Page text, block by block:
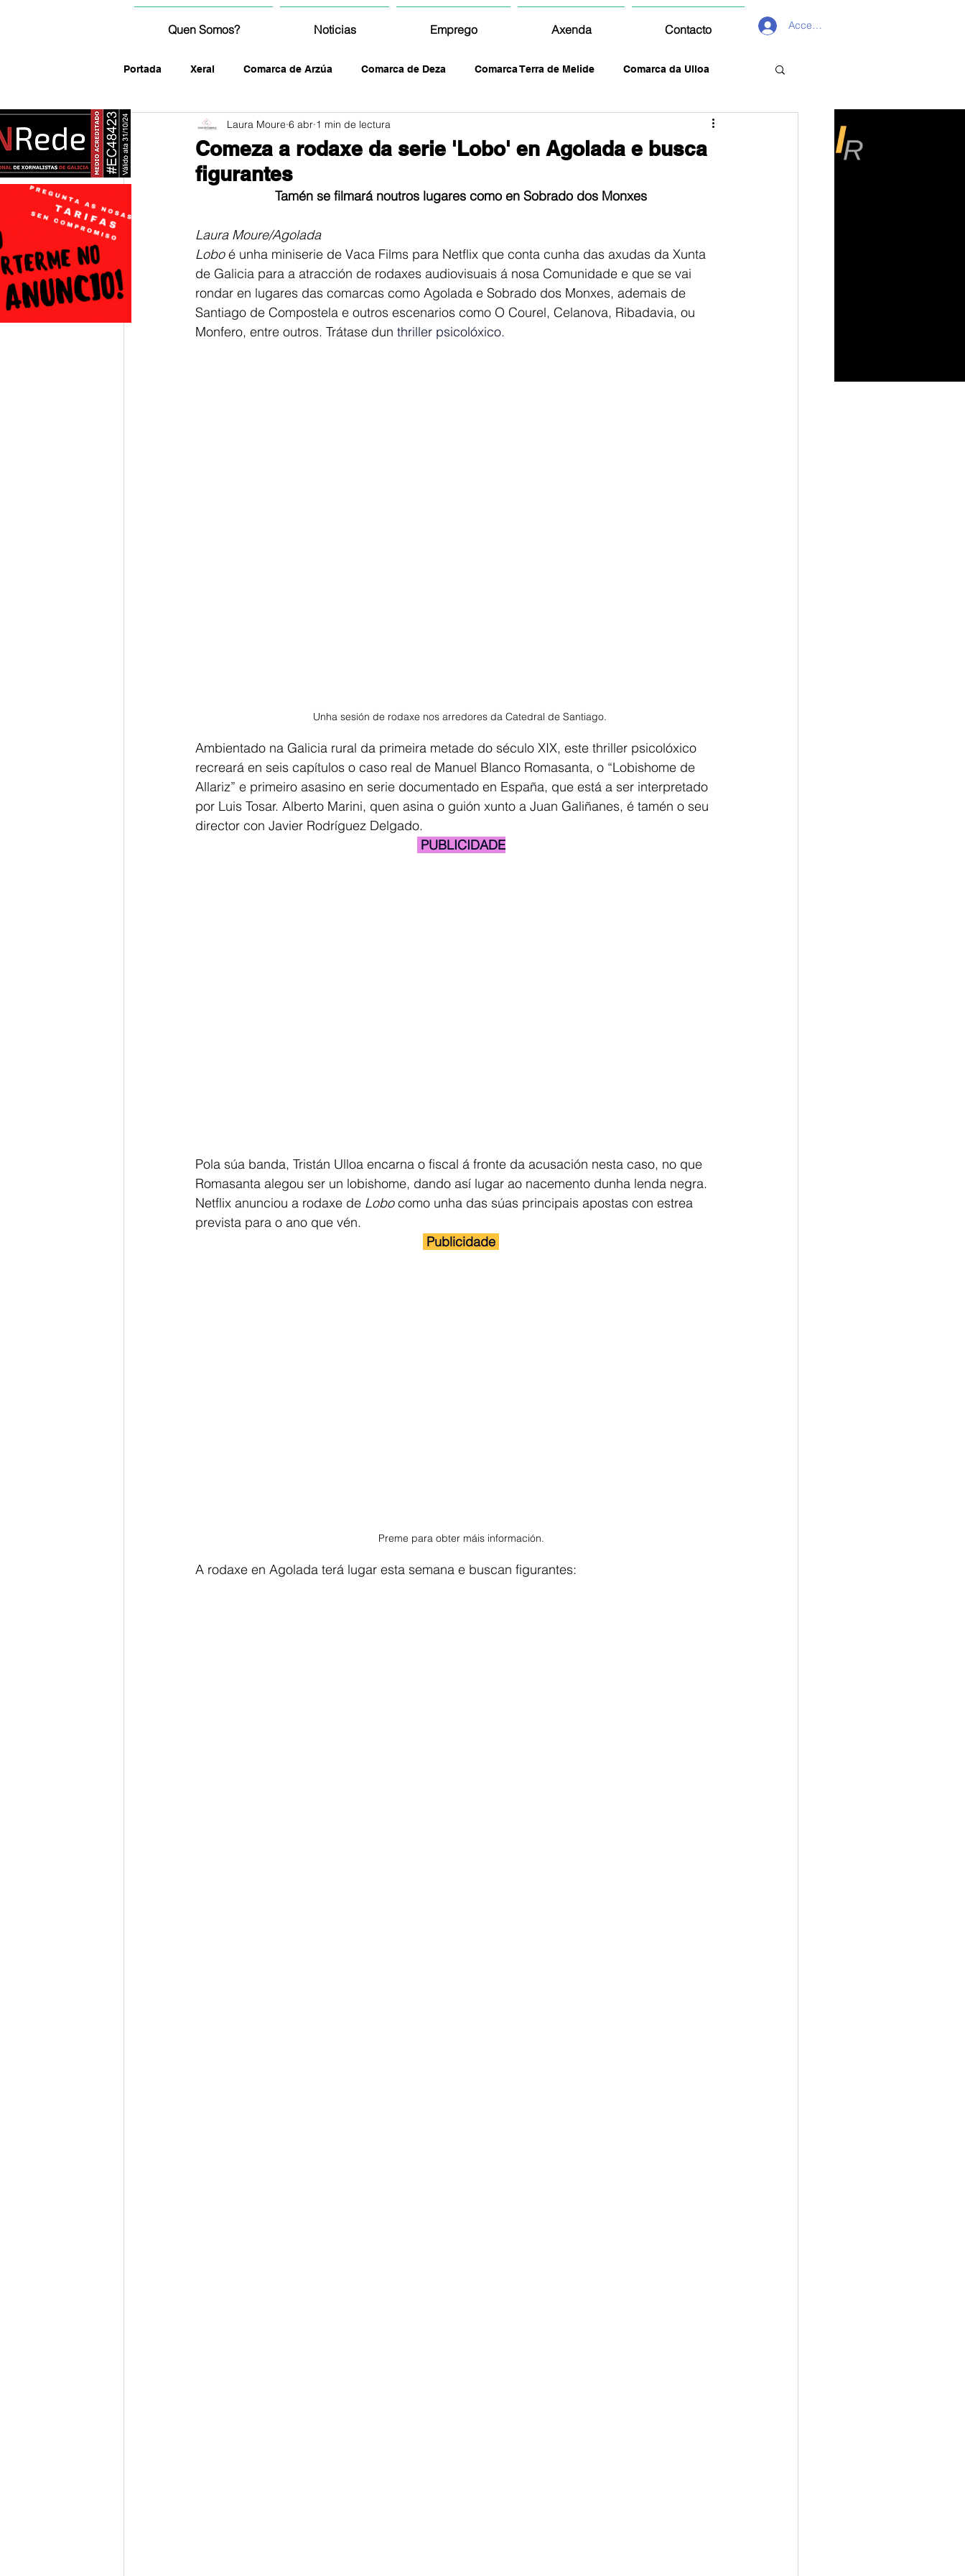
Quen Somos? Noticias Emprego Axenda Contacto Acceder
Portada Xeral Comarca de Arzúa Comarca de Deza Comarca Terra de Melide Comarca da Ulloa
fotografía
Comeza a rodaxe da serie 'Lobo' en Agolada e busca
figurantes
Laura Moure 6 abr 1 min de lectura
Tamén se filmará noutros lugares como en Sobrado dos Monxes
Laura Moure/Agolada
Lobo é unha miniserie de Vaca Films para Netflix que conta cunha das axudas da Xunta
de Galicia para a atracción de rodaxes audiovisuais á nosa Comunidade e que se vai
rondar en lugares das comarcas como Agolada e Sobrado dos Monxes, ademais de
Santiago de Compostela e outros escenarios como O Courel, Celanova, Ribadavia, ou
Monfero, entre outros. Trátase dun thriller psicolóxico.
Unha sesión de rodaxe nos arredores da Catedral de Santiago.
Ambientado na Galicia rural da primeira metade do século XIX, este thriller psicolóxico
recreará en seis capítulos o caso real de Manuel Blanco Romasanta, o “Lobishome de
Allariz” e primeiro asasino en serie documentado en España, que está a ser interpretado
por Luis Tosar. Alberto Marini, quen asina o guión xunto a Juan Galiñanes, é tamén o seu
director con Javier Rodríguez Delgado.
PUBLICIDADE
Pola súa banda, Tristán Ulloa encarna o fiscal á fronte da acusación nesta caso, no que
Romasanta alegou ser un lobishome, dando así lugar ao nacemento dunha lenda negra.
Netflix anunciou a rodaxe de Lobo como unha das súas principais apostas con estrea
prevista para o ano que vén.
Publicidade
Preme para obter máis información.
A rodaxe en Agolada terá lugar esta semana e buscan figurantes: